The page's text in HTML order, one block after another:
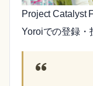
Project Catalyst
Yoroiでの登録・